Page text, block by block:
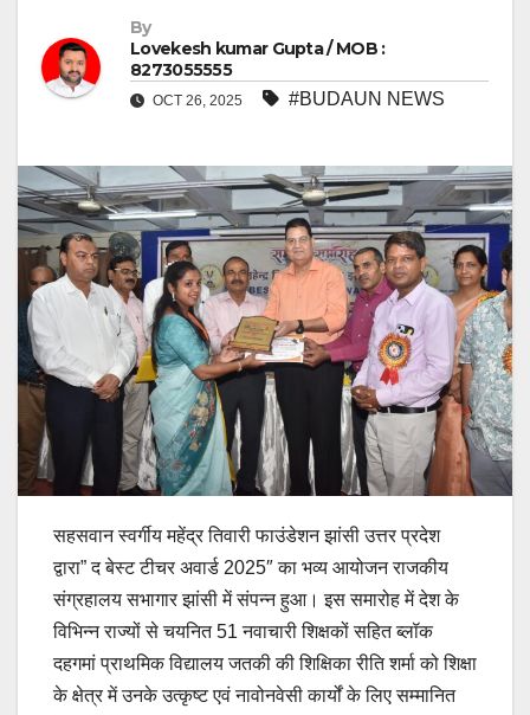
By
Lovekesh kumar Gupta / MOB :
8273055555
OCT 26, 2025 #BUDAUN NEWS
सहसवान स्वर्गीय महेंद्र तिवारी फाउंडेशन झांसी उत्तर प्रदेश
द्वारा” द बेस्ट टीचर अवार्ड 2025″ का भव्य आयोजन राजकीय
संग्रहालय सभागार झांसी में संपन्न हुआ। इस समारोह में देश के
विभिन्न राज्यों से चयनित 51 नवाचारी शिक्षकों सहित ब्लॉक
दहगमां प्राथमिक विद्यालय जतकी की शिक्षिका रीति शर्मा को शिक्षा
के क्षेत्र में उनके उत्कृष्ट एवं नावोनवेसी कार्यों के लिए सम्मानित